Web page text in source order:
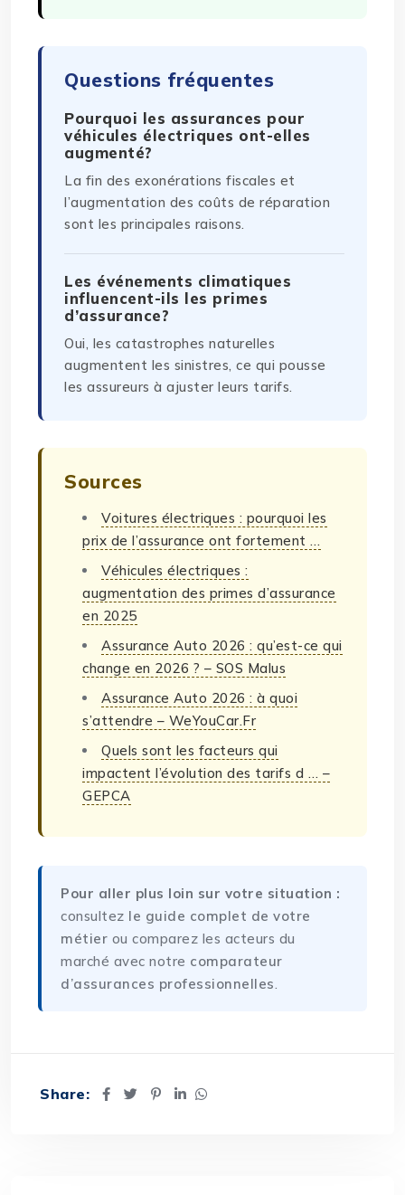
Questions fréquentes
Pourquoi les assurances pour
véhicules électriques ont-elles
augmenté?
La fin des exonérations fiscales et
l’augmentation des coûts de réparation
sont les principales raisons.
Les événements climatiques
influencent-ils les primes
d’assurance?
Oui, les catastrophes naturelles
augmentent les sinistres, ce qui pousse
les assureurs à ajuster leurs tarifs.
Sources
Voitures électriques : pourquoi les
prix de l’assurance ont fortement …
Véhicules électriques :
augmentation des primes d’assurance
en 2025
Assurance Auto 2026 : qu’est-ce qui
change en 2026 ? – SOS Malus
Assurance Auto 2026 : à quoi
s’attendre – WeYouCar.Fr
Quels sont les facteurs qui
impactent l’évolution des tarifs d … –
GEPCA
Pour aller plus loin sur votre situation :
consultez le guide complet de votre
métier ou comparez les acteurs du
marché avec notre comparateur
d’assurances professionnelles.
Share: